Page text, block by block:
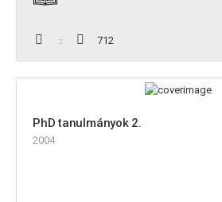
712
PhD tanulmányok 2.
2004